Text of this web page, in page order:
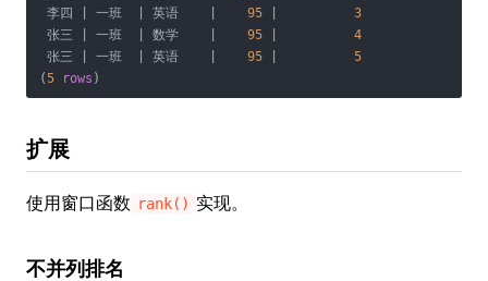
李四
一班 英语 95
3
张三
一班 数学 95
4
张三
一班 英语 95
5
(5 rows )
扩展
使用窗口函数 rank() 实现。
不并列排名